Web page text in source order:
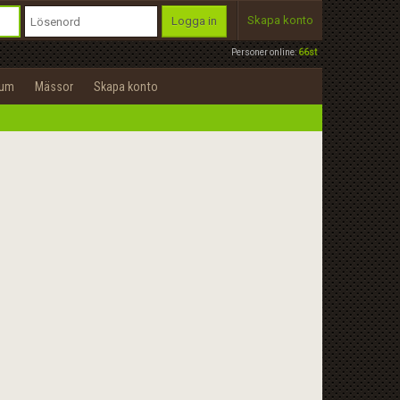
Personer online:66st
Logga in Skapa konto
Mässor Skapa konto